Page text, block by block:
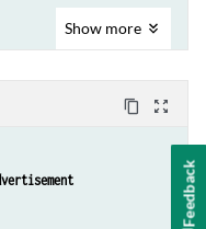
Show more
content_copy zoom_out_map
Feedback